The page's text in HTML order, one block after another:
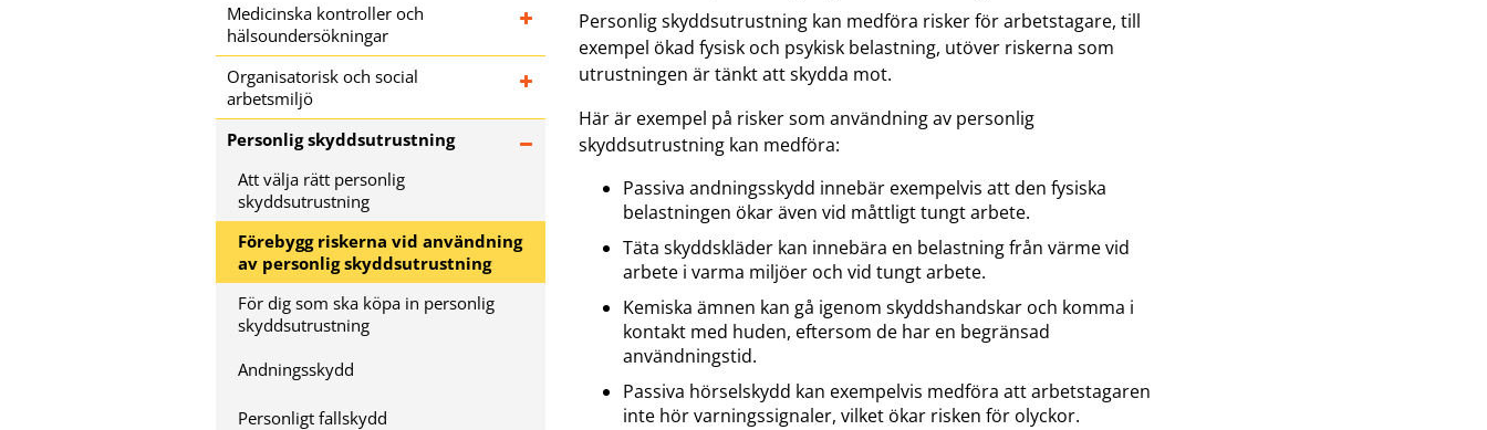
Medicinska kontroller och
hälsoundersökningar
Organisatorisk och social
arbetsmiljö
Personlig skyddsutrustning
Att välja rätt personlig
skyddsutrustning
Förebygg riskerna vid användning
av personlig skyddsutrustning
För dig som ska köpa in personlig
skyddsutrustning
Andningsskydd
Personligt fallskydd
Personlig skyddsutrustning kan medföra risker för arbetstagare, till
exempel ökad fysisk och psykisk belastning, utöver riskerna som
utrustningen är tänkt att skydda mot.
Här är exempel på risker som användning av personlig
skyddsutrustning kan medföra:
Passiva andningsskydd innebär exempelvis att den fysiska
belastningen ökar även vid måttligt tungt arbete.
Täta skyddskläder kan innebära en belastning från värme vid
arbete i varma miljöer och vid tungt arbete.
Kemiska ämnen kan gå igenom skyddshandskar och komma i
kontakt med huden, eftersom de har en begränsad
användningstid.
Passiva hörselskydd kan exempelvis medföra att arbetstagaren
inte hör varningssignaler, vilket ökar risken för olyckor.